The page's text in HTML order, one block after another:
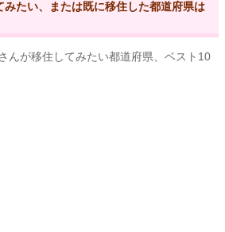
みたい、または既に移住した都道府県は
んが移住してみたい都道府県、ベスト10